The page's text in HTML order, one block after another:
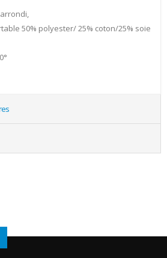
50% polyester/ 25% coton/25% soie